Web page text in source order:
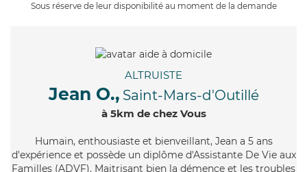
Sous réserve de leur disponibilité au moment de la demande
ALTRUISTE
Jean O., Saint-Mars-d'Outillé
à 5km de chez Vous
Humain, enthousiaste et bienveillant, Jean a 5 ans
d'expérience et possède un diplôme d'Assistante De Vie aux
Familles (ADVF). Maitrisant bien la démence et les troubles